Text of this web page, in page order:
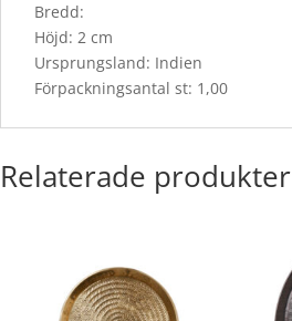
Bredd:
Höjd: 2 cm
Ursprungsland: Indien
Förpackningsantal st: 1,00
Relaterade produkter